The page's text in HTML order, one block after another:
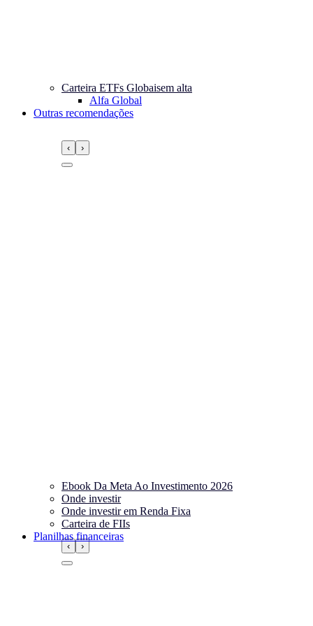
‹ ›
Carteira ETFs Globaisem alta
Alfa Global
Outras recomendações
‹ ›
Ebook Da Meta Ao Investimento 2026
Onde investir
Onde investir em Renda Fixa
Carteira de FIIs
Planilhas financeiras